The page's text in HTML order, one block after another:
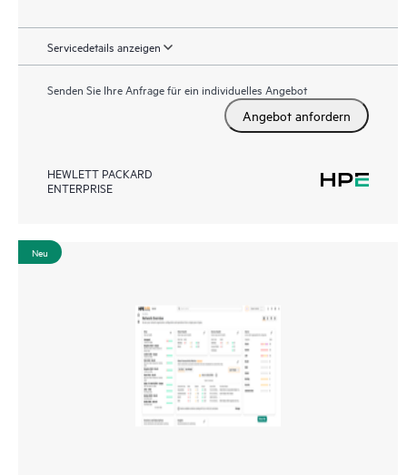
Servicedetails anzeigen
Senden Sie Ihre Anfrage für ein individuelles Angebot
Angebot anfordern
HEWLETT PACKARD
ENTERPRISE
Neu